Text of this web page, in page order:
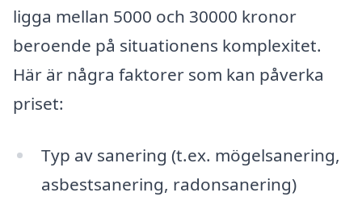
ligga mellan 5000 och 30000 kronor
beroende på situationens komplexitet.
Här är några faktorer som kan påverka
priset:
Typ av sanering (t.ex. mögelsanering,
asbestsanering, radonsanering)